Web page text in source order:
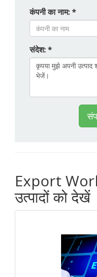
कंपनी का नाम: *
संदेश: *
Export
उत्पादों को देखें